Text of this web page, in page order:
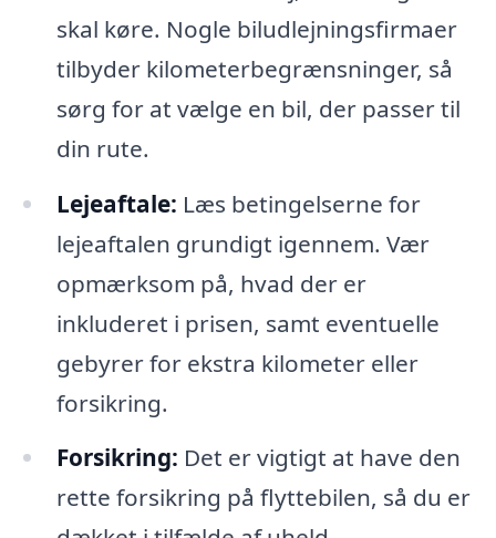
skal køre. Nogle biludlejningsfirmaer
tilbyder kilometerbegrænsninger, så
sørg for at vælge en bil, der passer til
din rute.
Lejeaftale: Læs betingelserne for
lejeaftalen grundigt igennem. Vær
opmærksom på, hvad der er
inkluderet i prisen, samt eventuelle
gebyrer for ekstra kilometer eller
forsikring.
Forsikring: Det er vigtigt at have den
rette forsikring på flyttebilen, så du er